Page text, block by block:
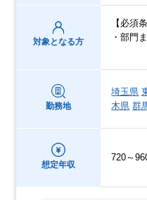
対象となる方
【必須
・部門
勤務地
埼玉県
木県 群
想定年収
720～